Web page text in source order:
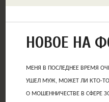
НОВОЕ НА
МЕНЯ В ПОСЛЕДНЕЕ ВРЕМЯ
УШЕЛ МУЖ, МОЖЕТ ЛИ КТО-ТО
О МОШЕННИЧЕСТВЕ В СФЕРЕ